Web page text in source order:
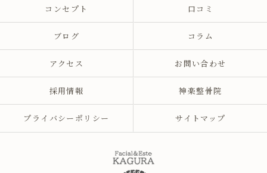
コンセプト 口コミ
ブログ コラム
アクセス お問い合わせ
採用情報 神楽整骨院
プライバシーポリシー サイトマップ